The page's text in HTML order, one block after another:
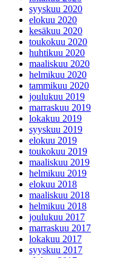
syyskuu 2020
elokuu 2020
kesäkuu 2020
toukokuu 2020
huhtikuu 2020
maaliskuu 2020
helmikuu 2020
tammikuu 2020
joulukuu 2019
marraskuu 2019
lokakuu 2019
syyskuu 2019
elokuu 2019
toukokuu 2019
maaliskuu 2019
helmikuu 2019
elokuu 2018
maaliskuu 2018
helmikuu 2018
joulukuu 2017
marraskuu 2017
lokakuu 2017
syyskuu 2017